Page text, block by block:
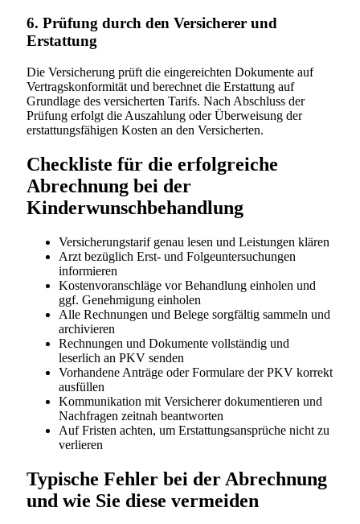
6. Prüfung durch den Versicherer und
Erstattung
Die Versicherung prüft die eingereichten Dokumente auf
Vertragskonformität und berechnet die Erstattung auf
Grundlage des versicherten Tarifs. Nach Abschluss der
Prüfung erfolgt die Auszahlung oder Überweisung der
erstattungsfähigen Kosten an den Versicherten.
Checkliste für die erfolgreiche
Abrechnung bei der
Kinderwunschbehandlung
Versicherungstarif genau lesen und Leistungen klären
Arzt bezüglich Erst- und Folgeuntersuchungen
informieren
Kostenvoranschläge vor Behandlung einholen und
ggf. Genehmigung einholen
Alle Rechnungen und Belege sorgfältig sammeln und
archivieren
Rechnungen und Dokumente vollständig und
leserlich an PKV senden
Vorhandene Anträge oder Formulare der PKV korrekt
ausfüllen
Kommunikation mit Versicherer dokumentieren und
Nachfragen zeitnah beantworten
Auf Fristen achten, um Erstattungsansprüche nicht zu
verlieren
Typische Fehler bei der Abrechnung
und wie Sie diese vermeiden